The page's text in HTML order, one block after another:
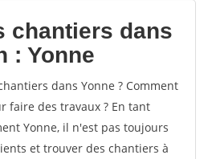
chantiers dans
: Yonne
dans Yonne ? Comment
faire des travaux ? En tant
Yonne, il n'est pas toujours
et trouver des chantiers à